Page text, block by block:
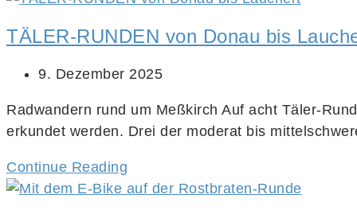
TÄLER-RUNDEN von Donau bis
9. Dezember 2025
Radwandern rund um Meßkirch Auf acht Täler-
erkundet werden. Drei der moderat bis
Continue Reading